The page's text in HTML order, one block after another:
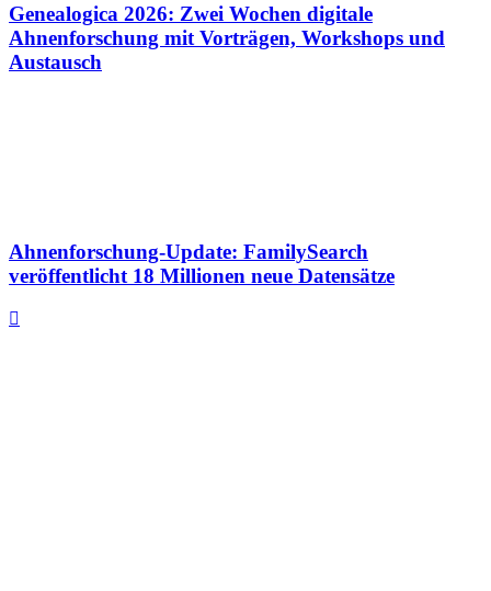
Genealogica 2026: Zwei Wochen digitale
Ahnenforschung mit Vorträgen, Workshops und
Austausch
Ahnenforschung-Update: FamilySearch
veröffentlicht 18 Millionen neue Datensätze